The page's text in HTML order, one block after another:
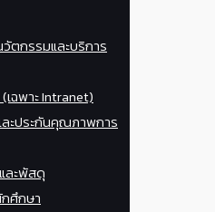
ตกรรมและบริการ
ฉพาะ Intranet)
ละประกันคุณภาพการ
ละพัสดุ
ศึกษา